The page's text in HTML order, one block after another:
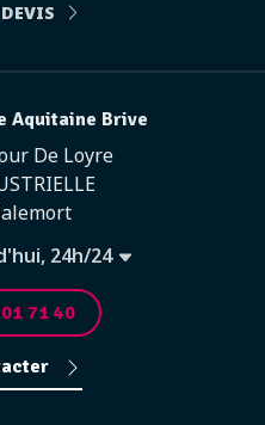
Aquitaine Brive
De Loyre
24h/24
71 40